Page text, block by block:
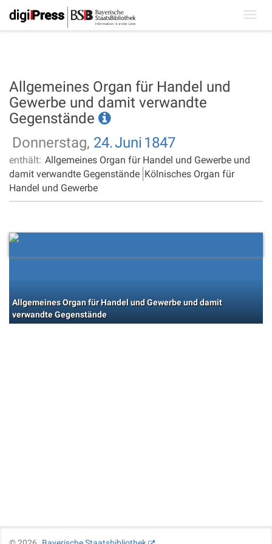
Allgemeines Organ für Handel und
Gewerbe und damit verwandte
Gegenstände
Donnerstag, 24.Juni 1847
enthält: Allgemeines Organ für Handel und Gewerbe und
damit verwandte Gegenstände Kölnisches Organ für
Handel und Gewerbe
Allgemeines Organ für Handel und Gewerbe und damit
verwandte Gegenstände